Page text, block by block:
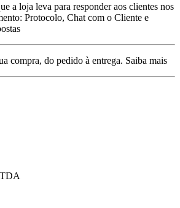
a loja leva para responder aos clientes nos
Protocolo, Chat com o Cliente e
compra, do pedido à entrega. Saiba mais